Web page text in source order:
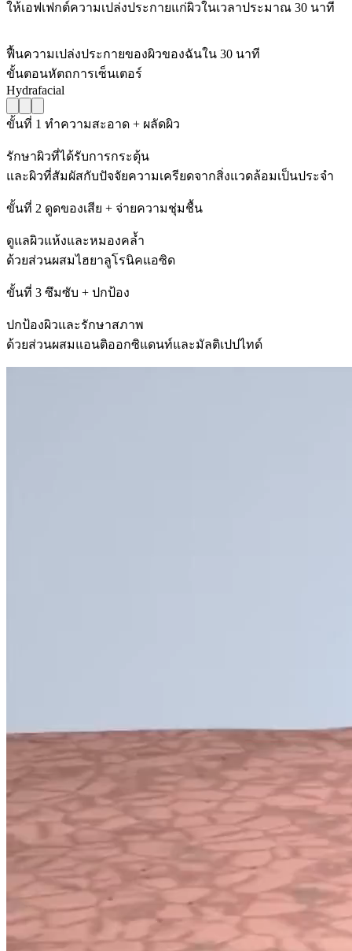
ให้เอฟเฟกต์ความเปล่งประกายแก่ผิวในเวลาประมาณ 30 นาที
ฟื้นความเปล่งประกายของผิวของฉันใน 30 นาที
ขั้นตอนหัตถการเซ็นเตอร์
Hydrafacial
ขั้นที่ 1 ทำความสะอาด + ผลัดผิว
รักษาผิวที่ได้รับการกระตุ้น
และผิวที่สัมผัสกับปัจจัยความเครียดจากสิ่งแวดล้อมเป็นประจำ
ขั้นที่ 2 ดูดของเสีย + จ่ายความชุ่มชื้น
ดูแลผิวแห้งและหมองคล้ำ
ด้วยส่วนผสมไฮยาลูโรนิคแอซิด
ขั้นที่ 3 ซึมซับ + ปกป้อง
ปกป้องผิวและรักษาสภาพ
ด้วยส่วนผสมแอนติออกซิแดนท์และมัลติเปปไทด์